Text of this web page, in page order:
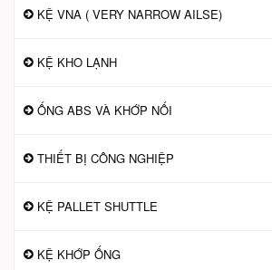
KỆ VNA ( VERY NARROW AILSE)
KỆ KHO LẠNH
ỐNG ABS VÀ KHỚP NỐI
THIẾT BỊ CÔNG NGHIỆP
KỆ PALLET SHUTTLE
KỆ KHỚP ỐNG